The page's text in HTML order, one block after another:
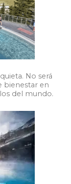
No será
bienestar en
del mundo.